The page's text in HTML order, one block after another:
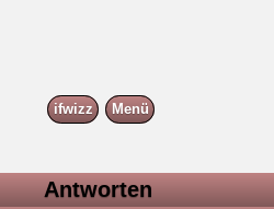
ifwizz Menü
Antworten